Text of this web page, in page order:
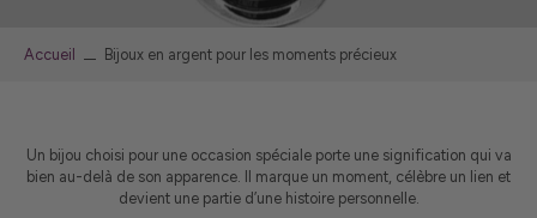
Accueil Bijoux en argent pour les moments précieux
Un bijou choisi pour une occasion spéciale porte une signification qui va
bien au-delà de son apparence. Il marque un moment, célèbre un lien et
devient une partie d’une histoire personnelle.